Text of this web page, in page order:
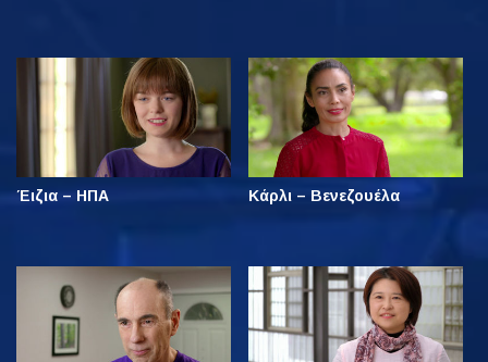
Έιζια – ΗΠΑ Κάρλι – Βενεζουέλα